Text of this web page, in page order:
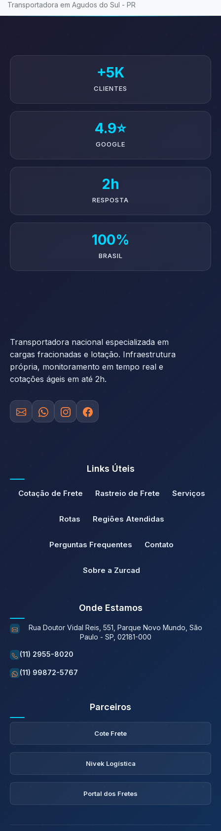
Transportadora em Agudos do Sul - PR
+5K
CLIENTES
4.9⭐
GOOGLE
2h
RESPOSTA
100%
BRASIL
Transportadora nacional especializada em
cargas fracionadas e lotação. Infraestrutura
própria, monitoramento em tempo real e
cotações ágeis em até 2h.
Links Úteis
Cotação de Frete Rastreio de Frete Serviços
Rotas Regiões Atendidas
Perguntas Frequentes Contato
Sobre a Zurcad
Onde Estamos
Rua Doutor Vidal Reis, 551, Parque Novo Mundo, São
Paulo - SP, 02181-000
(11) 2955-8020
(11) 99872-5767
Parceiros
Cote Frete
Nivek Logística
Portal dos Fretes